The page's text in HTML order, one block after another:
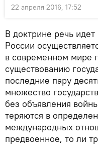
22 апреля 2016, 17:52
В доктрине речь идет
России
в современном мире
существованию
последние пару
множество
без объявления
теряются в
международных
предвоенное, то ли